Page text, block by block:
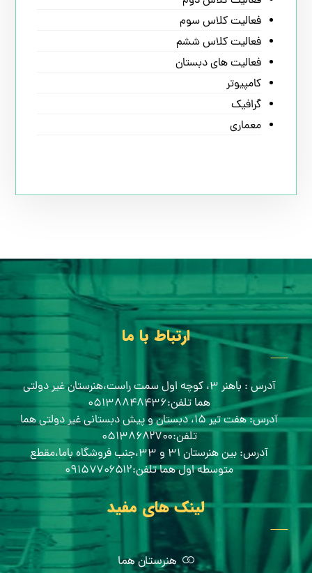
فعالیت کلاس سوم
فعالیت کلاس ششم
فعالیت های دبستان
کامپیوتر
گرافیک
معماری
ارتباط با ما
آدرس : باهنر ۳، کوچه اول سمت راست،هنرستان غیر دولتی
هما تلفن:۰۵۱۳۸۸۴۸۴۳۶
آدرس: هفت تیر ۱۵، دبستان و پیش دبستانی غیر دولتی هما
تلفن:۰۵۱۳۸۶۸۲۷۰۰
آدرس: بین هنرستان ۳۱ و ۳۳،جنب فروشگاه باما،مقطع
متوسطه اول هما تلفن:۰۹۱۵۷۷۰۶۵۱۲
لینک های مفید
هنرستان هما